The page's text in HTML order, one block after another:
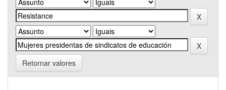
Retornar valores